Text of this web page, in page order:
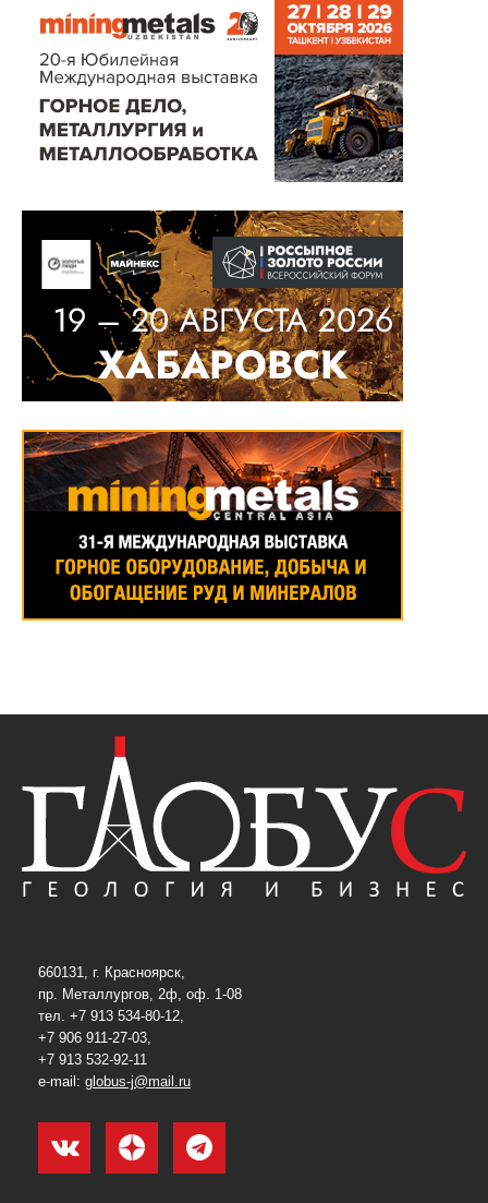
660131, г. Красноярск,
пр. Металлургов, 2ф, оф. 1-08
тел. +7 913 534-80-12,
+7 906 911-27-03,
+7 913 532-92-11
e-mail: globus-j@mail.ru